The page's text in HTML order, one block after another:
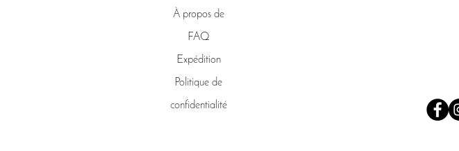
À propos de
FAQ
Expédition
Politique de
confidentialité